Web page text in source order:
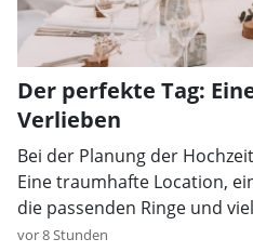
Der perfekte Tag:
Verlieben
Bei der Planung der
Eine traumhafte Location,
die passenden Ringe und
vor 8 Stunden